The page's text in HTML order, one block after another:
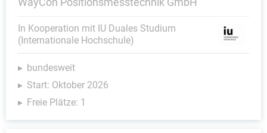
In Kooperation mit IU Duales Studium
(Internationale Hochschule)
bundesweit
Start: Oktober 2026
Freie Plätze: 1